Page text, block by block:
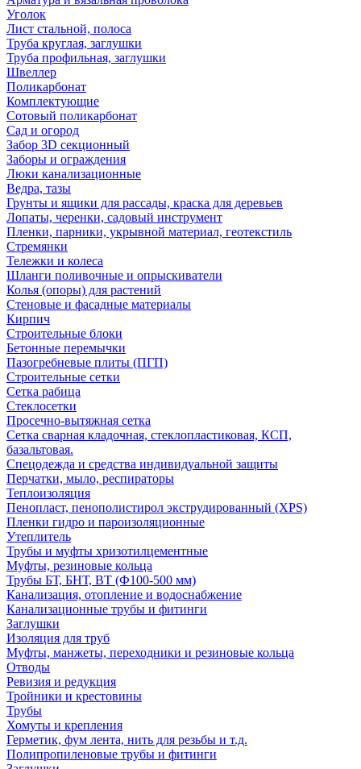
Уголок
Лист стальной, полоса
Труба круглая, заглушки
Труба профильная, заглушки
Швеллер
Поликарбонат
Комплектующие
Сотовый поликарбонат
Сад и огород
Забор 3D секционный
Заборы и ограждения
Люки канализационные
Ведра, тазы
Грунты и ящики для рассады, краска для деревьев
Лопаты, черенки, садовый инструмент
Пленки, парники, укрывной материал, геотекстиль
Стремянки
Тележки и колеса
Шланги поливочные и опрыскиватели
Колья (опоры) для растений
Стеновые и фасадные материалы
Кирпич
Строительные блоки
Бетонные перемычки
Пазогребневые плиты (ПГП)
Строительные сетки
Сетка рабица
Стеклосетки
Просечно-вытяжная сетка
Сетка сварная кладочная, стеклопластиковая, КСП,
базальтовая.
Спецодежда и средства индивидуальной защиты
Перчатки, мыло, респираторы
Теплоизоляция
Пенопласт, пенополистирол экструдированный (XPS)
Пленки гидро и пароизоляционные
Утеплитель
Трубы и муфты хризотилцементные
Муфты, резиновые кольца
Трубы БТ, БНТ, ВТ (Ф100-500 мм)
Канализация, отопление и водоснабжение
Канализационные трубы и фитинги
Заглушки
Изоляция для труб
Муфты, манжеты, переходники и резиновые кольца
Отводы
Ревизия и редукция
Тройники и крестовины
Трубы
Хомуты и крепления
Герметик, фум лента, нить для резьбы и т.д.
Полипропиленовые трубы и фитинги